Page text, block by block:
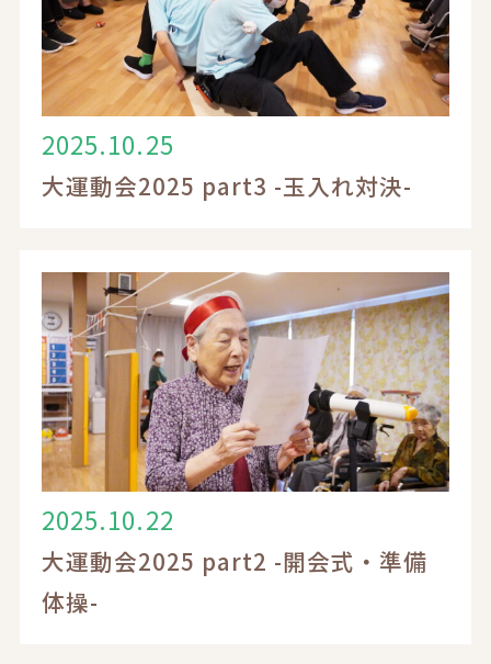
2025.10.25
大運動会2025 part3 -玉入れ対決-
2025.10.22
大運動会2025 part2 -開会式・準備
体操-